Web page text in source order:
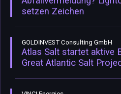
setzen Zeichen
GOLDINVEST Consulting GmbH
Atlas Salt startet aktive
Great Atlantic Salt